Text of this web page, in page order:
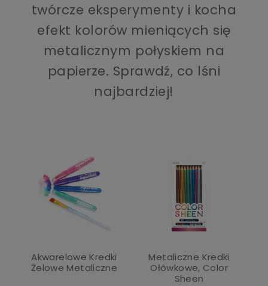
twórcze eksperymenty i kocha
efekt kolorów mieniących się
metalicznym połyskiem na
papierze. Sprawdź, co lśni
najbardziej!
Akwarelowe Kredki
Żelowe Metaliczne
Metaliczne Kredki
Ołówkowe, Color
Sheen